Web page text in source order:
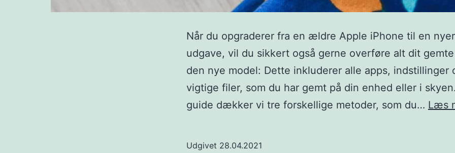
Når du opgraderer fra en ældre Apple iPhone til en
udgave, vil du sikkert også gerne overføre alt dit
den nye model: Dette inkluderer alle apps, indstillinger
vigtige filer, som du har gemt på din enhed eller i
guide dækker vi tre forskellige metoder, som du… Læs
Udgivet 28.04.2021